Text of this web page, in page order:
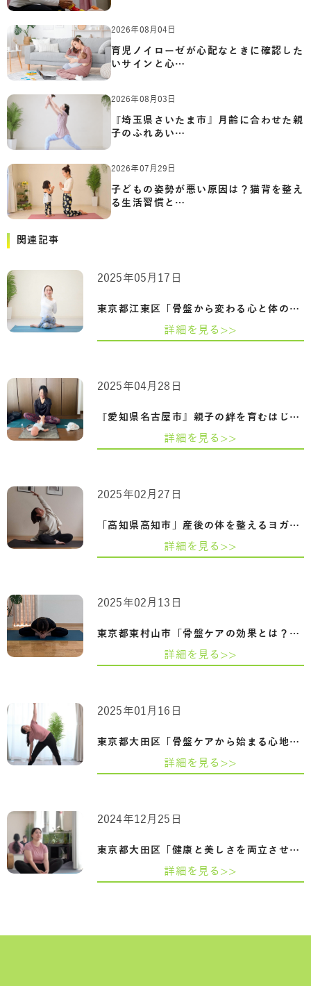
2026年08月04日
育児ノイローゼが心配なときに確認した
いサインと心…
2026年08月03日
『埼玉県さいたま市』月齢に合わせた親
子のふれあい…
2026年07月29日
子どもの姿勢が悪い原因は？猫背を整え
る生活習慣と…
関連記事
東京都江東区「骨盤から変わる心と体の整…
2025年05月17日
詳細を見る>>
『愛知県名古屋市』親子の絆を育むはじめ…
2025年04月28日
詳細を見る>>
「高知県高知市」産後の体を整えるヨガ-骨…
2025年02月27日
詳細を見る>>
東京都東村山市「骨盤ケアの効果とは？姿…
2025年02月13日
詳細を見る>>
東京都大田区「骨盤ケアから始まる心地よ…
2025年01月16日
詳細を見る>>
東京都大田区「健康と美しさを両立させる…
2024年12月25日
詳細を見る>>